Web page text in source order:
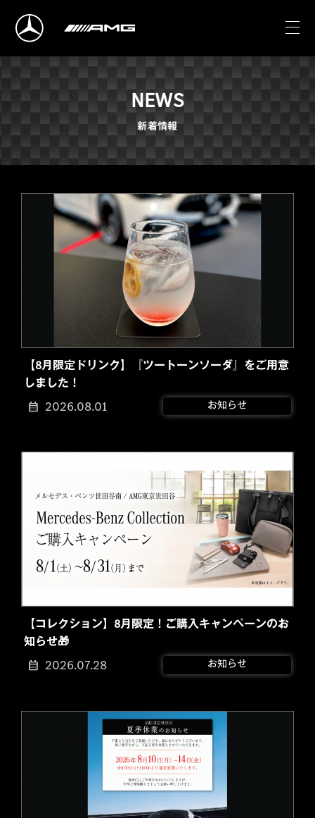
NEWS
新着情報
【8月限定ドリンク】『ツートーンソーダ』をご用意
しました！
2026.08.01 お知らせ
【コレクション】8月限定！ご購入キャンペーンのお
知らせ🎁
2026.07.28 お知らせ